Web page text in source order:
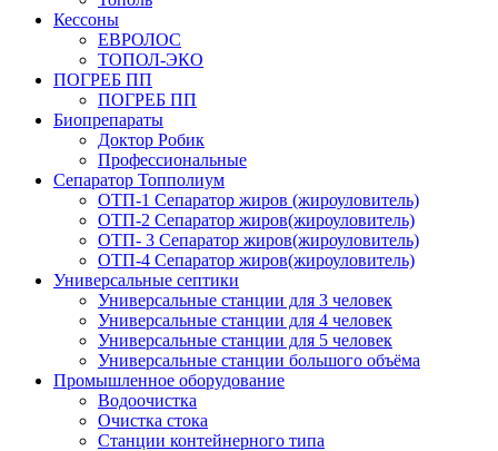
Кессоны
ЕВРОЛОС
ТОПОЛ-ЭКО
ПОГРЕБ ПП
ПОГРЕБ ПП
Биопрепараты
Доктор Робик
Профессиональные
Сепаратор Топполиум
ОТП-1 Сепаратор жиров (жироуловитель)
ОТП-2 Сепаратор жиров(жироуловитель)
ОТП- 3 Сепаратор жиров(жироуловитель)
ОТП-4 Сепаратор жиров(жироуловитель)
Универсальные септики
Универсальные станции для 3 человек
Универсальные станции для 4 человек
Универсальные станции для 5 человек
Универсальные станции большого объёма
Промышленное оборудование
Водоочистка
Очистка стока
Станции контейнерного типа